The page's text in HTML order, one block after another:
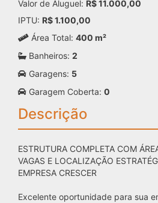
Valor de Aluguel: R$ 11.000,00
IPTU: R$ 1.100,00
Área Total: 400 m²
Banheiros: 2
Garagens: 5
Garagem Coberta: 0
Descrição
ESTRUTURA COMPLETA COM
VAGAS E LOCALIZAÇÃO
EMPRESA CRESCER
Excelente oportunidade para sua